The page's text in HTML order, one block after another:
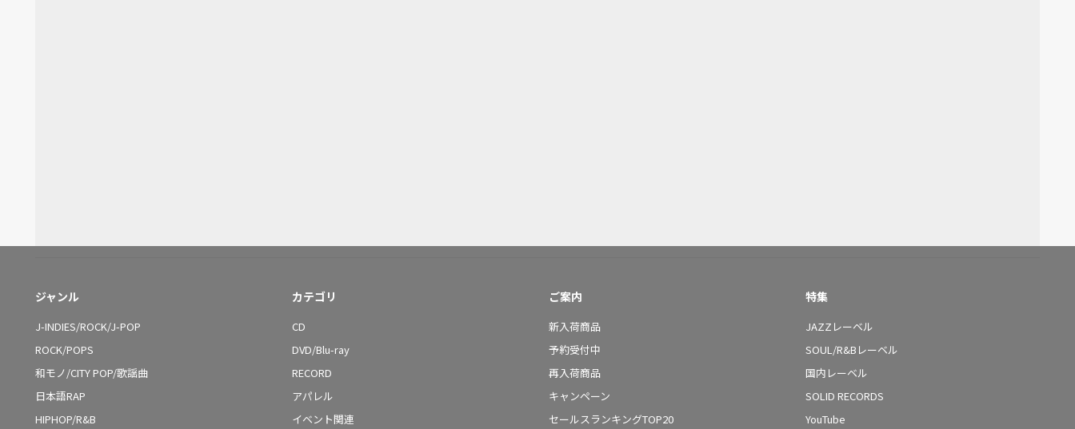
ジャンル
J-INDIES/ROCK/J-POP
ROCK/POPS
和モノ/CITY POP/歌謡曲
日本語RAP
HIPHOP/R&B
カテゴリ
CD
DVD/Blu-ray
RECORD
アパレル
イベント関連
ご案内
新入荷商品
予約受付中
再入荷商品
キャンペーン
セールスランキングTOP20
特集
JAZZレーベル
SOUL/R&Bレーベル
国内レーベル
SOLID RECORDS
YouTube